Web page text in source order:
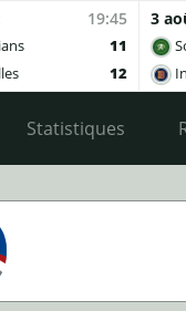
19:45
11
12
3
Statistiques